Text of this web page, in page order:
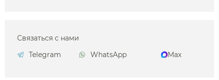
Связаться с нами
Telegram
WhatsApp Max